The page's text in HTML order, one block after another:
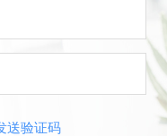
送验证码